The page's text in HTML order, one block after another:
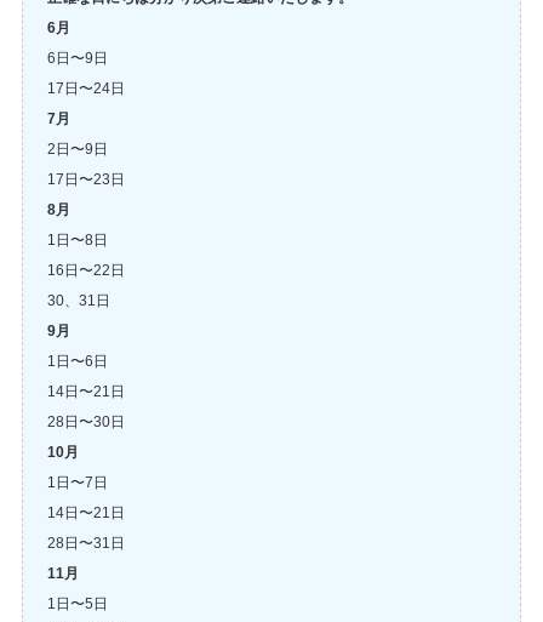
6月
6日〜9日
17日〜24日
7月
2日〜9日
17日〜23日
8月
1日〜8日
16日〜22日
30、31日
9月
1日〜6日
14日〜21日
28日〜30日
10月
1日〜7日
14日〜21日
28日〜31日
11月
1日〜5日